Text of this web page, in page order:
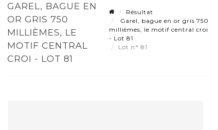
GAREL, BAGUE EN
OR GRIS 750
MILLIÈMES, LE
MOTIF CENTRAL
CROI - LOT 81
Résultat
Garel, bague en or gris 750
millièmes, le motif central croi
- Lot 81
Lot n° 81